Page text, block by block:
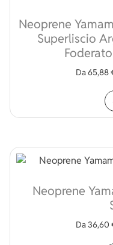
Neoprene
Superliscio
Da65,88
Neoprene
Da36,60